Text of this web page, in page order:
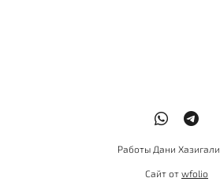
Работы Дани
Сайт от wfolio